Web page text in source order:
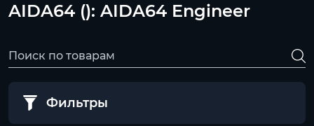
AIDA64 (): AIDA64 Engineer
Фильтры